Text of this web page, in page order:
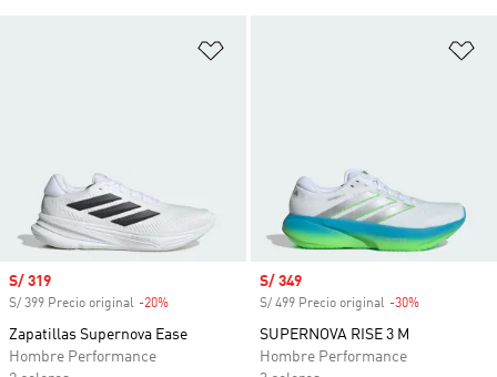
Precio de venta
S/ 319
S/ 399 Precio original -20%
Zapatillas Supernova Ease
Hombre Performance
Precio de venta
S/ 349
S/ 499 Precio original -30%
SUPERNOVA RISE 3 M
Hombre Performance